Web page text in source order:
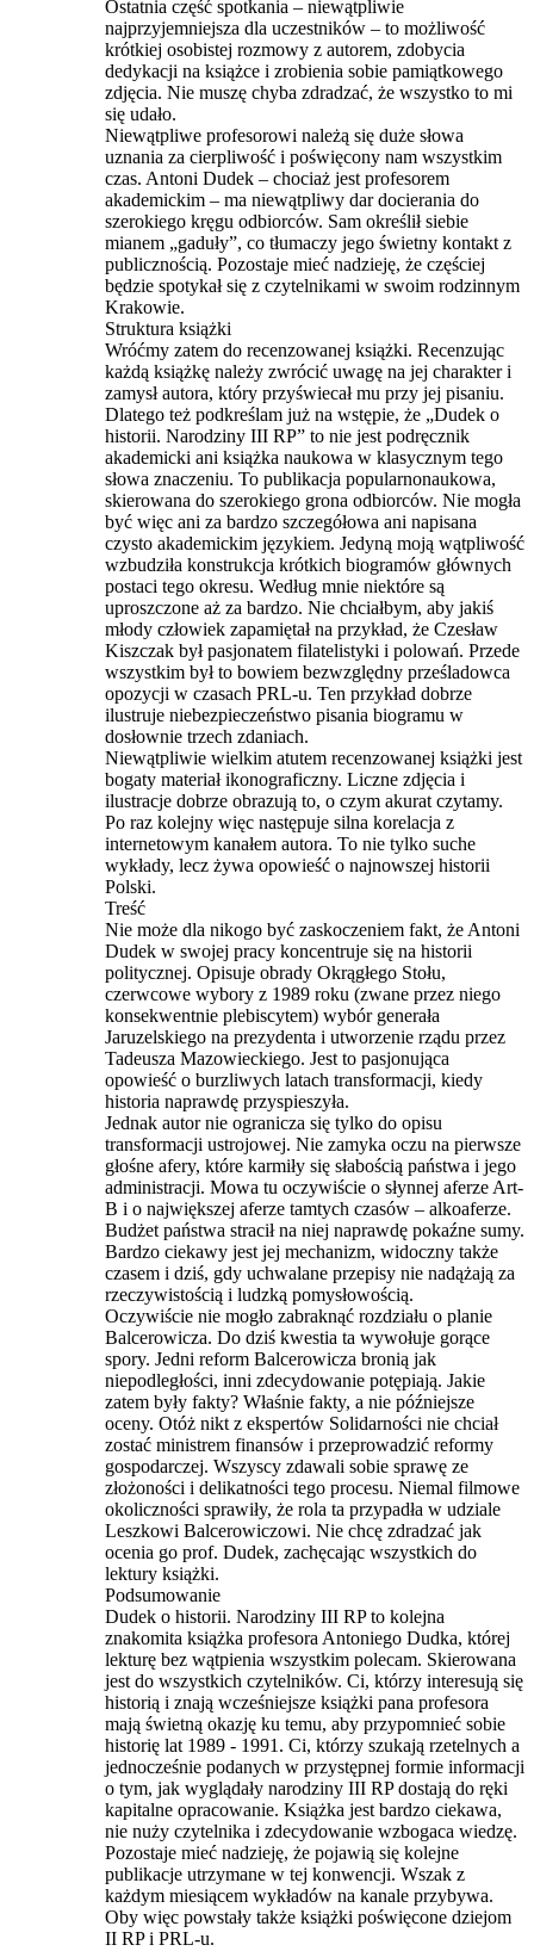
Ostatnia część spotkania – niewątpliwie
najprzyjemniejsza dla uczestników – to możliwość
krótkiej osobistej rozmowy z autorem, zdobycia
dedykacji na książce i zrobienia sobie pamiątkowego
zdjęcia. Nie muszę chyba zdradzać, że wszystko to mi
się udało.
Niewątpliwe profesorowi należą się duże słowa
uznania za cierpliwość i poświęcony nam wszystkim
czas. Antoni Dudek – chociaż jest profesorem
akademickim – ma niewątpliwy dar docierania do
szerokiego kręgu odbiorców. Sam określił siebie
mianem „gaduły”, co tłumaczy jego świetny kontakt z
publicznością. Pozostaje mieć nadzieję, że częściej
będzie spotykał się z czytelnikami w swoim rodzinnym
Krakowie.
Struktura książki
Wróćmy zatem do recenzowanej książki. Recenzując
każdą książkę należy zwrócić uwagę na jej charakter i
zamysł autora, który przyświecał mu przy jej pisaniu.
Dlatego też podkreślam już na wstępie, że „Dudek o
historii. Narodziny III RP” to nie jest podręcznik
akademicki ani książka naukowa w klasycznym tego
słowa znaczeniu. To publikacja popularnonaukowa,
skierowana do szerokiego grona odbiorców. Nie mogła
być więc ani za bardzo szczegółowa ani napisana
czysto akademickim językiem. Jedyną moją wątpliwość
wzbudziła konstrukcja krótkich biogramów głównych
postaci tego okresu. Według mnie niektóre są
uproszczone aż za bardzo. Nie chciałbym, aby jakiś
młody człowiek zapamiętał na przykład, że Czesław
Kiszczak był pasjonatem filatelistyki i polowań. Przede
wszystkim był to bowiem bezwzględny prześladowca
opozycji w czasach PRL-u. Ten przykład dobrze
ilustruje niebezpieczeństwo pisania biogramu w
dosłownie trzech zdaniach.
Niewątpliwie wielkim atutem recenzowanej książki jest
bogaty materiał ikonograficzny. Liczne zdjęcia i
ilustracje dobrze obrazują to, o czym akurat czytamy.
Po raz kolejny więc następuje silna korelacja z
internetowym kanałem autora. To nie tylko suche
wykłady, lecz żywa opowieść o najnowszej historii
Polski.
Treść
Nie może dla nikogo być zaskoczeniem fakt, że Antoni
Dudek w swojej pracy koncentruje się na historii
politycznej. Opisuje obrady Okrągłego Stołu,
czerwcowe wybory z 1989 roku (zwane przez niego
konsekwentnie plebiscytem) wybór generała
Jaruzelskiego na prezydenta i utworzenie rządu przez
Tadeusza Mazowieckiego. Jest to pasjonująca
opowieść o burzliwych latach transformacji, kiedy
historia naprawdę przyspieszyła.
Jednak autor nie ogranicza się tylko do opisu
transformacji ustrojowej. Nie zamyka oczu na pierwsze
głośne afery, które karmiły się słabością państwa i jego
administracji. Mowa tu oczywiście o słynnej aferze Art-
B i o największej aferze tamtych czasów – alkoaferze.
Budżet państwa stracił na niej naprawdę pokaźne sumy.
Bardzo ciekawy jest jej mechanizm, widoczny także
czasem i dziś, gdy uchwalane przepisy nie nadążają za
rzeczywistością i ludzką pomysłowością.
Oczywiście nie mogło zabraknąć rozdziału o planie
Balcerowicza. Do dziś kwestia ta wywołuje gorące
spory. Jedni reform Balcerowicza bronią jak
niepodległości, inni zdecydowanie potępiają. Jakie
zatem były fakty? Właśnie fakty, a nie późniejsze
oceny. Otóż nikt z ekspertów Solidarności nie chciał
zostać ministrem finansów i przeprowadzić reformy
gospodarczej. Wszyscy zdawali sobie sprawę ze
złożoności i delikatności tego procesu. Niemal filmowe
okoliczności sprawiły, że rola ta przypadła w udziale
Leszkowi Balcerowiczowi. Nie chcę zdradzać jak
ocenia go prof. Dudek, zachęcając wszystkich do
lektury książki.
Podsumowanie
Dudek o historii. Narodziny III RP to kolejna
znakomita książka profesora Antoniego Dudka, której
lekturę bez wątpienia wszystkim polecam. Skierowana
jest do wszystkich czytelników. Ci, którzy interesują się
historią i znają wcześniejsze książki pana profesora
mają świetną okazję ku temu, aby przypomnieć sobie
historię lat 1989 - 1991. Ci, którzy szukają rzetelnych a
jednocześnie podanych w przystępnej formie informacji
o tym, jak wyglądały narodziny III RP dostają do ręki
kapitalne opracowanie. Książka jest bardzo ciekawa,
nie nuży czytelnika i zdecydowanie wzbogaca wiedzę.
Pozostaje mieć nadzieję, że pojawią się kolejne
publikacje utrzymane w tej konwencji. Wszak z
każdym miesiącem wykładów na kanale przybywa.
Oby więc powstały także książki poświęcone dziejom
II RP i PRL-u.